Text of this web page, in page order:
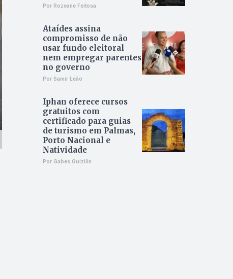
Por Rozeane Feitosa
Ataídes assina
compromisso de não
usar fundo eleitoral
nem empregar parentes
no governo
Por Samir Leão
Iphan oferece cursos
gratuitos com
certificado para guias
de turismo em Palmas,
Porto Nacional e
Natividade
Por Gabes Guizilin